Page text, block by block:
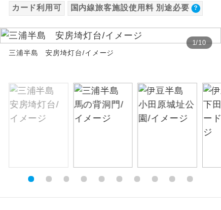
カード利用可 国内線旅客施設使用料 別途必要
1/10
三浦半島 安房埼灯台/イメージ
世界遺産
ユネスコに登録されている文化遺産や自
然遺産を訪ねるコースです。
絶景 絶景スポットに立ち寄るコースです。
露天風呂
ご宿泊ホテルに露天風呂が付いていま
す。
大浴場 ご宿泊ホテルに大浴場が付いています。
く）